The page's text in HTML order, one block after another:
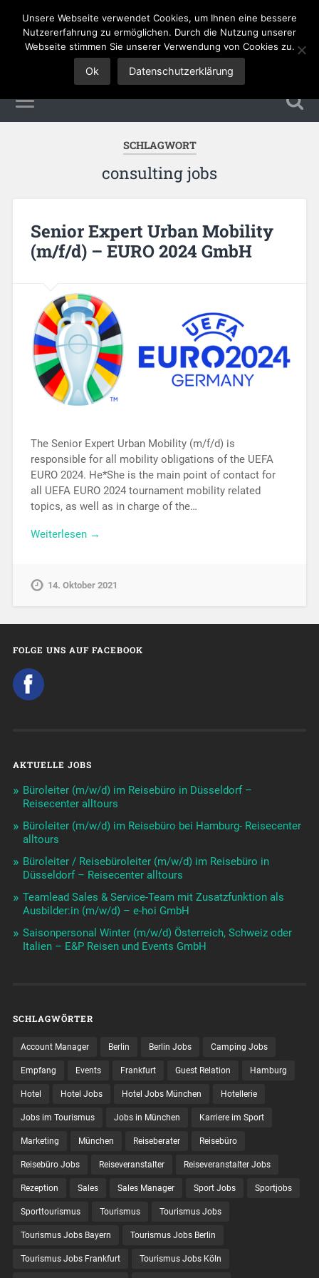
Tourismus Jobs
SCHLAGWORT
consulting jobs
Senior Expert Urban Mobility
(m/f/d) – EURO 2024 GmbH
The Senior Expert Urban Mobility (m/f/d) is
responsible for all mobility obligations of the UEFA
EURO 2024. He*She is the main point of contact for
all UEFA EURO 2024 tournament mobility related
topics, as well as in charge of the…
Weiterlesen →
14. Oktober 2021
FOLGE UNS AUF FACEBOOK
AKTUELLE JOBS
Büroleiter (m/w/d) im Reisebüro in Düsseldorf –
Reisecenter alltours
Büroleiter (m/w/d) im Reisebüro bei Hamburg- Reisecenter
alltours
Büroleiter / Reisebüroleiter (m/w/d) im Reisebüro in
Düsseldorf – Reisecenter alltours
Teamlead Sales & Service-Team mit Zusatzfunktion als
Ausbilder:in (m/w/d) – e-hoi GmbH
Saisonpersonal Winter (m/w/d) Österreich, Schweiz oder
Italien – E&P Reisen und Events GmbH
SCHLAGWÖRTER
Account Manager Berlin Berlin Jobs Camping Jobs
Empfang Events Frankfurt Guest Relation Hamburg
Hotel Hotel Jobs Hotel Jobs München Hotellerie
Jobs im Tourismus Jobs in München Karriere im Sport
Marketing München Reiseberater Reisebüro
Reisebüro Jobs Reiseveranstalter Reiseveranstalter Jobs
Rezeption Sales Sales Manager Sport Jobs Sportjobs
Sporttourismus Tourismus Tourismus Jobs
Tourismus Jobs Bayern Tourismus Jobs Berlin
Tourismus Jobs Frankfurt Tourismus Jobs Köln
Unsere Webseite verwendet Cookies, um Ihnen eine bessere
Nutzererfahrung zu ermöglichen. Durch die Nutzung unserer
Webseite stimmen Sie unserer Verwendung von Cookies zu.
Ok Datenschutzerklärung